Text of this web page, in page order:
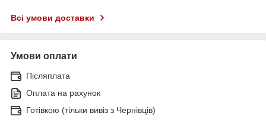
Всі умови доставки
Умови оплати
Післяплата
Оплата на рахунок
Готівкою (тільки вивіз з Чернівців)